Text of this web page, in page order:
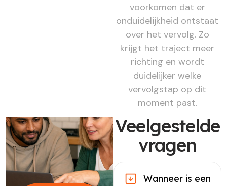
voorkomen dat er
onduidelijkheid ontstaat
over het vervolg. Zo
krijgt het traject meer
richting en wordt
duidelijker welke
vervolgstap op dit
moment past.
Veelgestelde
vragen
Wanneer is een